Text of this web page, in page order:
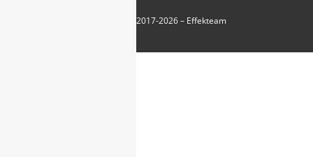
Copyright © 2017-2026 – Effekteam